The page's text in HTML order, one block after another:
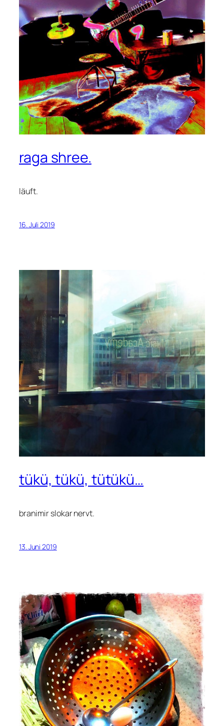
raga shree.
läuft.
16. Juli 2019
tükü, tükü, tütükü…
branimir slokar nervt.
13. Juni 2019